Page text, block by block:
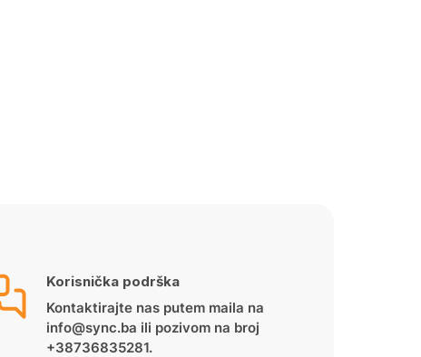
Korisnička podrška
Kontaktirajte nas putem maila na
info@sync.ba ili pozivom na broj
+38736835281.